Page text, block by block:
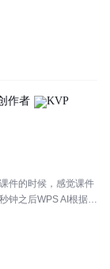
件的时候，感觉课件
钟之后WPS AI根据第